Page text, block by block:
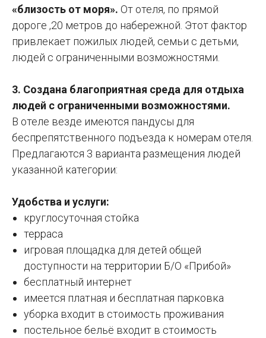
«близость от моря». От отеля, по прямой
дороге ,20 метров до набережной. Этот фактор
привлекает пожилых людей, семьи с детьми,
людей с ограниченными возможностями.
3. Создана благоприятная среда для отдыха
людей с ограниченными возможностями.
В отеле везде имеются пандусы для
беспрепятственного подъезда к номерам отеля.
Предлагаются 3 варианта размещения людей
указанной категории:
Удобства и услуги:
круглосуточная стойка
терраса
игровая площадка для детей общей
доступности на территории Б/О «Прибой»
бесплатный интернет
имеется платная и бесплатная парковка
уборка входит в стоимость проживания
постельное бельё входит в стоимость